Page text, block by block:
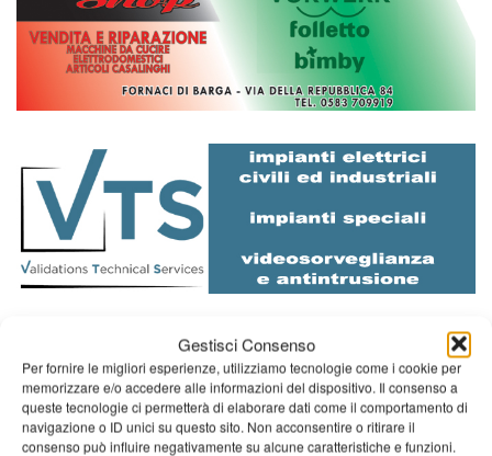
Gestisci Consenso
Per fornire le migliori esperienze, utilizziamo tecnologie come i cookie per
memorizzare e/o accedere alle informazioni del dispositivo. Il consenso a
queste tecnologie ci permetterà di elaborare dati come il comportamento di
navigazione o ID unici su questo sito. Non acconsentire o ritirare il
consenso può influire negativamente su alcune caratteristiche e funzioni.
Diretta NoiTv LIVE